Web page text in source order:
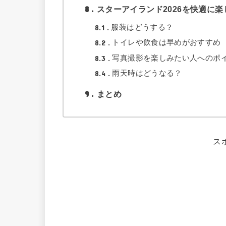
8 スターアイランド2026を快適に楽
8.1 服装はどうする？
8.2 トイレや飲食は早めがおすすめ
8.3 写真撮影を楽しみたい人へのポ
8.4 雨天時はどうなる？
9 まとめ
ス